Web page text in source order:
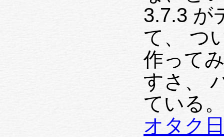
3.7.3 が
て、 つ
作って
すさ、
ている
オタク